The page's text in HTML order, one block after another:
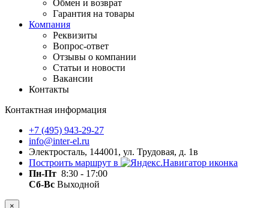
Обмен и возврат
Гарантия на товары
Компания
Реквизиты
Вопрос-ответ
Отзывы о компании
Статьи и новости
Вакансии
Контакты
Контактная информация
+7 (495) 943-29-27
info@inter-el.ru
Электросталь, 144001, ул. Трудовая, д. 1в
Построить маршрут в
Пн-Пт 8:30 - 17:00
Сб-Вс Выходной
×